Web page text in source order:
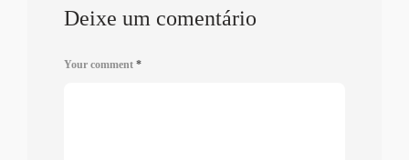
Deixe um comentário
Your comment *